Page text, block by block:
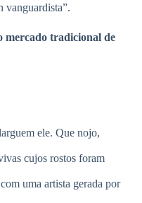
vanguardista”.
mercado tradicional de
ele. Que nojo,
cujos rostos foram
uma artista gerada por